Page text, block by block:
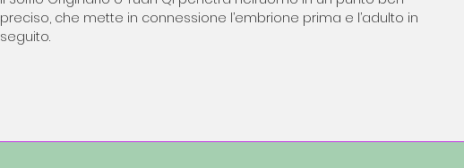
preciso, che mette in connessione l’embrione prima e l’adulto in
seguito.